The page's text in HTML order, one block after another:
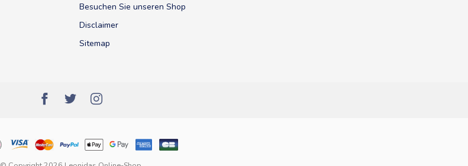
Besuchen Sie unseren Shop
Disclaimer
Sitemap